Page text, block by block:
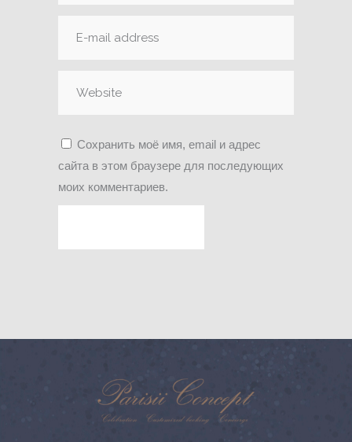
Сохранить моё имя, email и адрес
сайта в этом браузере для последующих
моих комментариев.